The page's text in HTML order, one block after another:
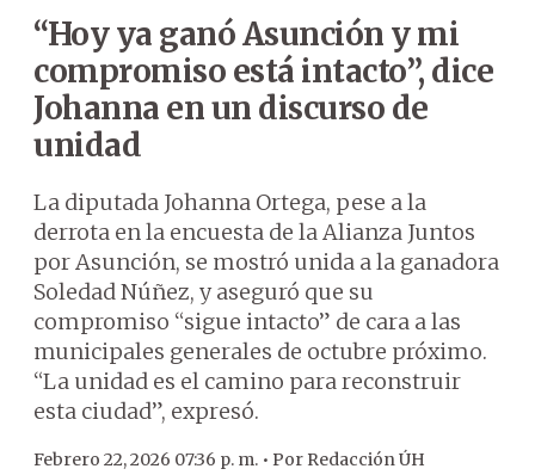
“Hoy ya ganó Asunción y mi
compromiso está intacto”, dice
Johanna en un discurso de
unidad
La diputada Johanna Ortega, pese a la
derrota en la encuesta de la Alianza Juntos
por Asunción, se mostró unida a la ganadora
Soledad Núñez, y aseguró que su
compromiso “sigue intacto” de cara a las
municipales generales de octubre próximo.
“La unidad es el camino para reconstruir
esta ciudad”, expresó.
Febrero 22, 2026 07:36 p. m. • Por Redacción ÚH